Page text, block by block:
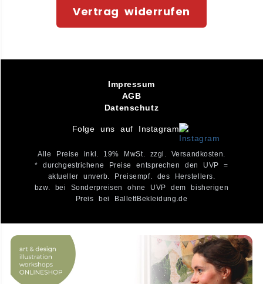
Vertrag widerrufen
Impressum
AGB
Datenschutz
Folge uns auf Instagram
Alle Preise inkl. 19% MwSt. zzgl. Versandkosten.
* durchgestrichene Preise entsprechen den UVP =
aktueller unverb. Preisempf. des Herstellers.
bzw. bei Sonderpreisen ohne UVP dem bisherigen
Preis bei BallettBekleidung.de